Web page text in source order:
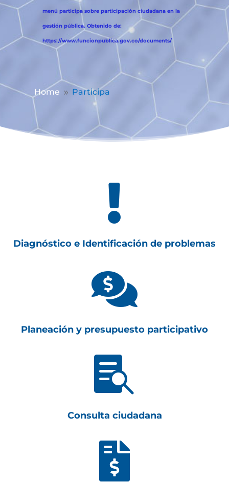
menú participa sobre participación ciudadana en la
gestión pública. Obtenido de:
https://www.funcionpublica.gov.co/documents/
Home 9 Participa

Diagnóstico e Identificación de problemas

Planeación y presupuesto participativo

Consulta ciudadana
